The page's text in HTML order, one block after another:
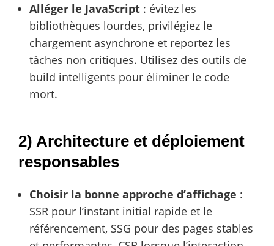
Alléger le JavaScript : évitez les
bibliothèques lourdes, privilégiez le
chargement asynchrone et reportez les
tâches non critiques. Utilisez des outils de
build intelligents pour éliminer le code
mort.
2) Architecture et déploiement
responsables
Choisir la bonne approche d’affichage :
SSR pour l’instant initial rapide et le
référencement, SSG pour des pages stables